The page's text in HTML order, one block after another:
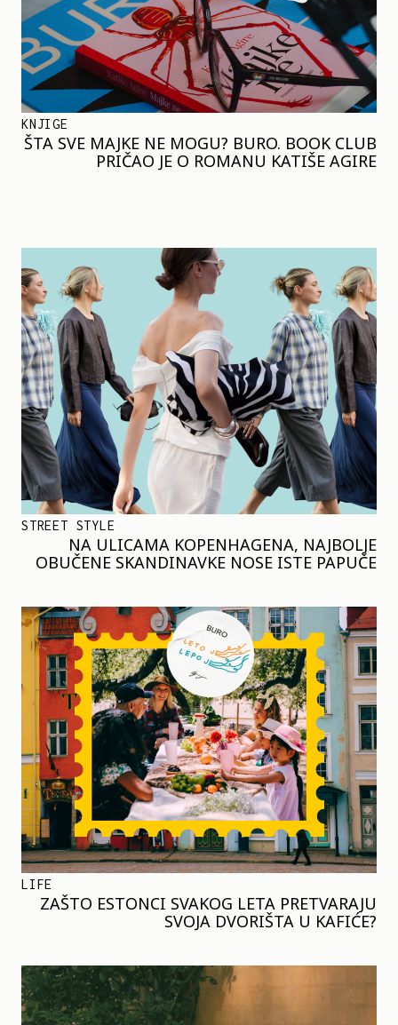
KNJIGE
ŠTA SVE MAJKE NE MOGU? BURO. BOOK CLUB
PRIČAO JE O ROMANU KATIŠE AGIRE
STREET STYLE
NA ULICAMA KOPENHAGENA, NAJBOLJE
OBUČENE SKANDINAVKE NOSE ISTE PAPUČE
LIFE
ZAŠTO ESTONCI SVAKOG LETA PRETVARAJU
SVOJA DVORIŠTA U KAFIĆE?